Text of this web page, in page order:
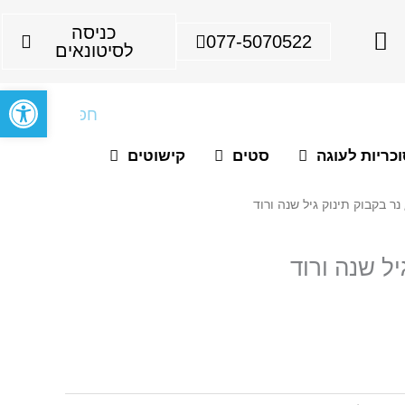
I
n
g
a
077-5070522
כניסה
לסיטונאים
לעוגה סטים קישוטים
נר בקבוק תינוק גיל שנה ורוד
שנה ורוד
פתח